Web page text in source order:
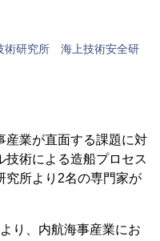
術研究所 海上技術安全研
産業が直面する課題に対
技術による造船プロセス
究所より2名の専門家が
り、内航海事産業にお